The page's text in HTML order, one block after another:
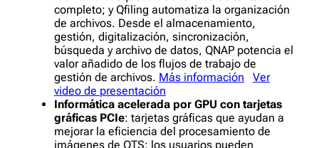
completo; y Qfiling automatiza la organización
de archivos. Desde el almacenamiento,
gestión, digitalización, sincronización,
búsqueda y archivo de datos, QNAP potencia el
valor añadido de los flujos de trabajo de
gestión de archivos. Más información
Ver
video de presentación
Informática acelerada por GPU con tarjetas
gráficas PCIe: tarjetas gráficas que ayudan a
mejorar la eficiencia del procesamiento de
imágenes de QTS; los usuarios pueden